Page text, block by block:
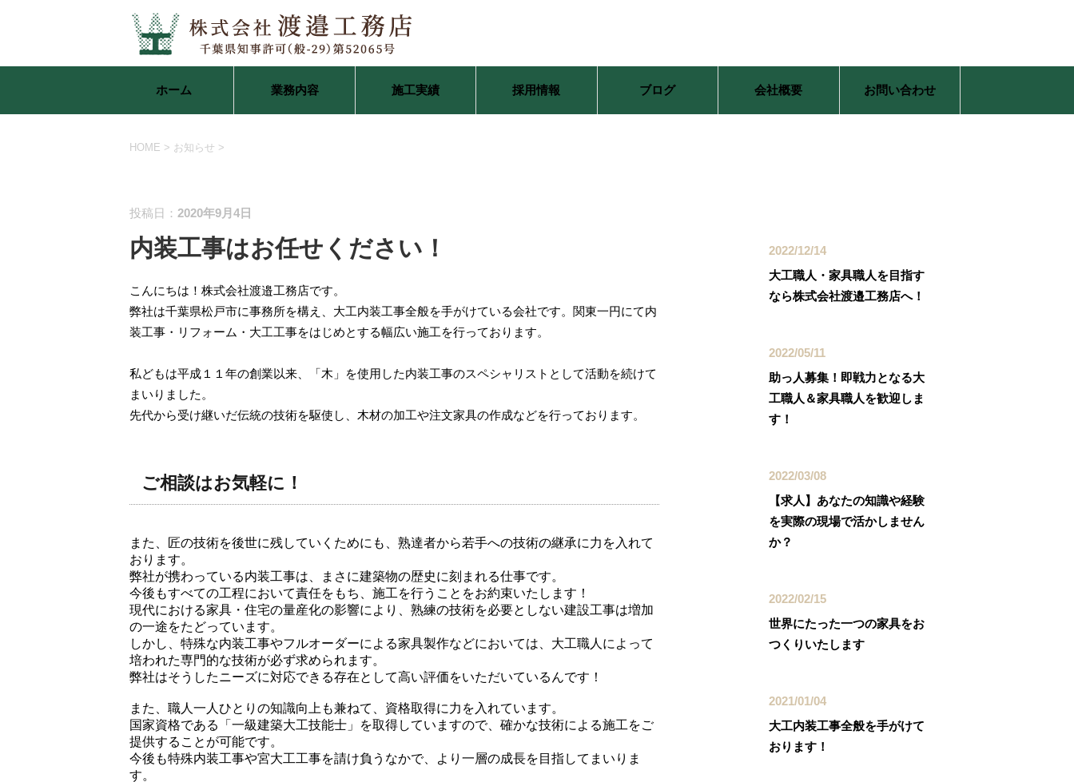
ホーム 業務内容 施工実績 採用情報 ブログ 会社概要 お問い合わせ
HOME > お知らせ >
投稿日： 2020年9月4日
内装工事はお任せください！
こんにちは！株式会社渡邉工務店です。
弊社は千葉県松戸市に事務所を構え、大工内装工事全般を手がけている会社です。関東一円にて内
装工事・リフォーム・大工工事をはじめとする幅広い施工を行っております。
私どもは平成１１年の創業以来、「木」を使用した内装工事のスペシャリストとして活動を続けて
まいりました。
先代から受け継いだ伝統の技術を駆使し、木材の加工や注文家具の作成などを行っております。
ご相談はお気軽に！
また、匠の技術を後世に残していくためにも、熟達者から若手への技術の継承に力を入れて
おります。
弊社が携わっている内装工事は、まさに建築物の歴史に刻まれる仕事です。
今後もすべての工程において責任をもち、施工を行うことをお約束いたします！
現代における家具・住宅の量産化の影響により、熟練の技術を必要としない建設工事は増加
の一途をたどっています。
しかし、特殊な内装工事やフルオーダーによる家具製作などにおいては、大工職人によって
培われた専門的な技術が必ず求められます。
弊社はそうしたニーズに対応できる存在として高い評価をいただいているんです！
また、職人一人ひとりの知識向上も兼ねて、資格取得に力を入れています。
国家資格である「一級建築大工技能士」を取得していますので、確かな技術による施工をご
提供することが可能です。
今後も特殊内装工事や宮大工工事を請け負うなかで、より一層の成長を目指してまいりま
す。
2022/12/14
大工職人・家具職人を目指す
なら株式会社渡邉工務店へ！
2022/05/11
助っ人募集！即戦力となる大
工職人＆家具職人を歓迎しま
す！
2022/03/08
【求人】あなたの知識や経験
を実際の現場で活かしません
か？
2022/02/15
世界にたった一つの家具をお
つくりいたします
2021/01/04
大工内装工事全般を手がけて
おります！